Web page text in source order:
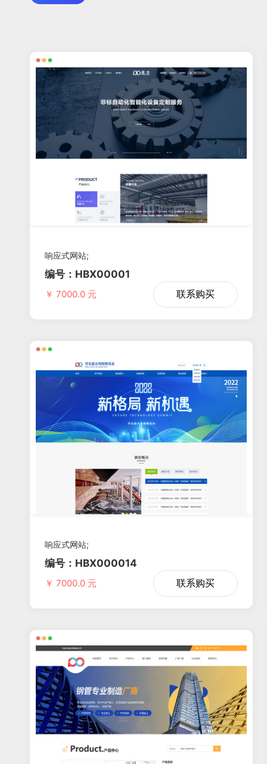
响应式网站;
编号：HBX00001
￥ 7000.0 元 联系购买
响应式网站;
编号：HBX000014
￥ 7000.0 元 联系购买